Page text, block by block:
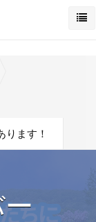
ります！